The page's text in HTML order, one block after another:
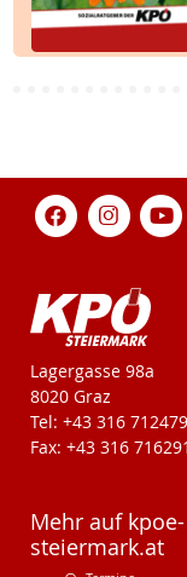
KPÖ-Steiermark
Lagergasse 98a
8020 Graz
Tel: +43 316 712479
Fax: +43 316 716291
Mehr auf kpoe-
steiermark.at